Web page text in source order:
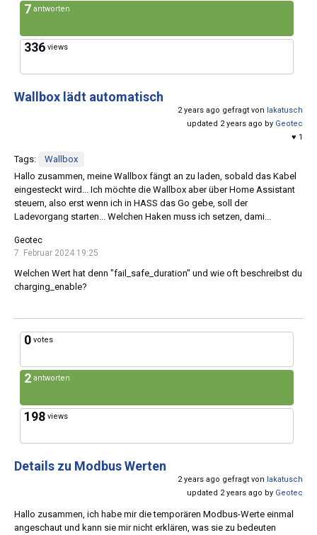
7 antworten
336 views
Wallbox lädt automatisch
2 years ago gefragt von lakatusch
updated 2 years ago by Geotec
♥ 1
Tags:
Wallbox
Hallo zusammen, meine Wallbox fängt an zu laden, sobald das Kabel
eingesteckt wird... Ich möchte die Wallbox aber über Home Assistant
steuern, also erst wenn ich in HASS das Go gebe, soll der
Ladevorgang starten... Welchen Haken muss ich setzen, dami...
Geotec
7. Februar 2024 19:25
Welchen Wert hat denn "fail_safe_duration" und wie oft beschreibst du
charging_enable?
0 votes
2 antworten
198 views
Details zu Modbus Werten
2 years ago gefragt von lakatusch
updated 2 years ago by Geotec
Hallo zusammen, ich habe mir die temporären Modbus-Werte einmal
angeschaut und kann sie mir nicht erklären, was sie zu bedeuten